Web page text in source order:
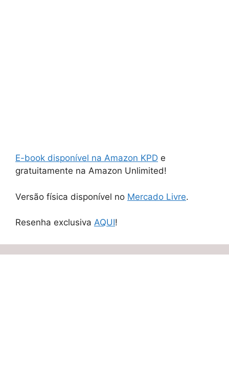
E-book disponível na Amazon KPD e
gratuitamente na Amazon Unlimited!
Versão física disponível no Mercado Livre.
Resenha exclusiva AQUI!